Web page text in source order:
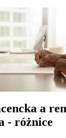
a
- różnice